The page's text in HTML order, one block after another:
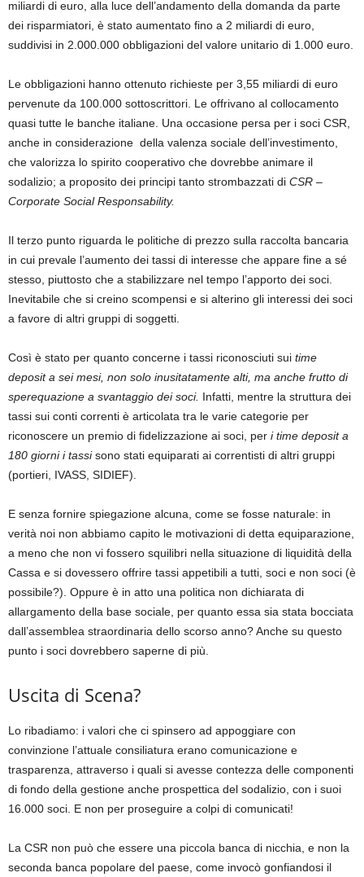
miliardi di euro, alla luce dell’andamento della domanda da parte
dei risparmiatori, è stato aumentato fino a 2 miliardi di euro,
suddivisi in 2.000.000 obbligazioni del valore unitario di 1.000 euro.
Le obbligazioni hanno ottenuto richieste per 3,55 miliardi di euro
pervenute da 100.000 sottoscrittori. Le offrivano al collocamento
quasi tutte le banche italiane. Una occasione persa per i soci CSR,
anche in considerazione della valenza sociale dell’investimento,
che valorizza lo spirito cooperativo che dovrebbe animare il
sodalizio; a proposito dei principi tanto strombazzati di CSR –
Corporate Social Responsability.
Il terzo punto riguarda le politiche di prezzo sulla raccolta bancaria
in cui prevale l’aumento dei tassi di interesse che appare fine a sé
stesso, piuttosto che a stabilizzare nel tempo l’apporto dei soci.
Inevitabile che si creino scompensi e si alterino gli interessi dei soci
a favore di altri gruppi di soggetti.
Così è stato per quanto concerne i tassi riconosciuti sui time
deposit a sei mesi, non solo inusitatamente alti, ma anche frutto di
sperequazione a svantaggio dei soci. Infatti, mentre la struttura dei
tassi sui conti correnti è articolata tra le varie categorie per
riconoscere un premio di fidelizzazione ai soci, per i time deposit a
180 giorni i tassisono stati equiparati ai correntisti di altri gruppi
(portieri, IVASS, SIDIEF).
E senza fornire spiegazione alcuna, come se fosse naturale: in
verità noi non abbiamo capito le motivazioni di detta equiparazione,
a meno che non vi fossero squilibri nella situazione di liquidità della
Cassa e si dovessero offrire tassi appetibili a tutti, soci e non soci (è
possibile?). Oppure è in atto una politica non dichiarata di
allargamento della base sociale, per quanto essa sia stata bocciata
dall’assemblea straordinaria dello scorso anno? Anche su questo
punto i soci dovrebbero saperne di più.
Uscita di Scena?
Lo ribadiamo: i valori che ci spinsero ad appoggiare con
convinzione l’attuale consiliatura erano comunicazione e
trasparenza, attraverso i quali si avesse contezza delle componenti
di fondo della gestione anche prospettica del sodalizio, con i suoi
16.000 soci. E non per proseguire a colpi di comunicati!
La CSR non può che essere una piccola banca di nicchia, e non la
seconda banca popolare del paese, come invocò gonfiandosi il